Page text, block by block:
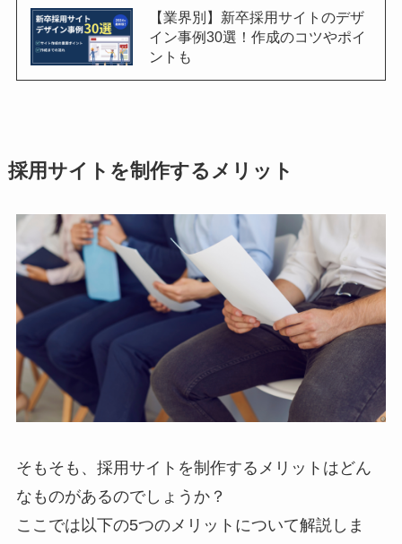
【業界別】新卒採用サイトのデザ
イン事例30選！作成のコツやポイ
ントも
採用サイトを制作するメリット
そもそも、採用サイトを制作するメリットはどん
なものがあるのでしょうか？
ここでは以下の5つのメリットについて解説しま